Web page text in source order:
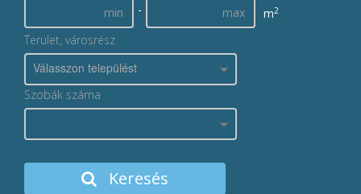
-
m2
Terület, városrész
Válasszon települést
Szobák száma
Keresés